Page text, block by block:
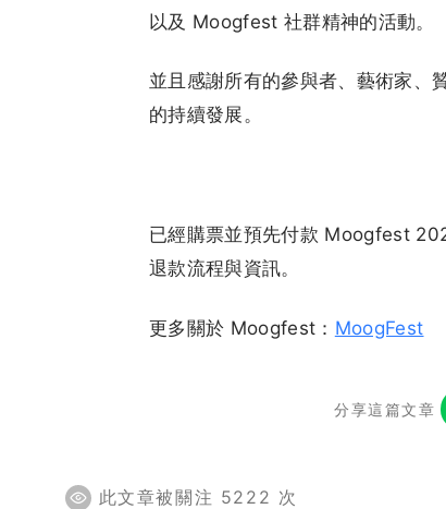
以及 Moogfest 社群精神的活動。
並且感謝所有的參與者、藝術家
的持續發展。
已經購票並預先付款 Moogfest
退款流程與資訊。
更多關於 Moogfest： MoogFest
分享這篇文章
此文章被關注 5222 次